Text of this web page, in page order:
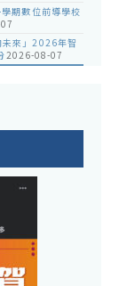
期數位前導學校
未來」2026年智
2026-08-07